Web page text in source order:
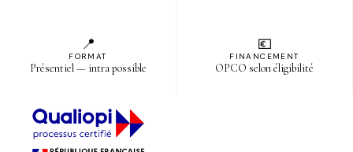
📍
FORMAT
Présentiel — intra possible
💶
FINANCEMENT
OPCO selon éligibilité